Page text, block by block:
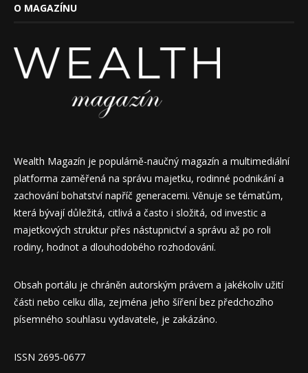
O MAGAZÍNU
Wealth Magazín je populárně-naučný magazín a multimediální
platforma zaměřená na správu majetku, rodinné podnikání a
zachování bohatství napříč generacemi. Věnuje se tématům,
která bývají důležitá, citlivá a často i složitá, od investic a
majetkových struktur přes nástupnictví a správu až po roli
rodiny, hodnot a dlouhodobého rozhodování.
Obsah portálu je chráněn autorským právem a jakékoliv užití
části nebo celku díla, zejména jeho šíření bez předchozího
písemného souhlasu vydavatele, je zakázáno.
ISSN 2695-0677